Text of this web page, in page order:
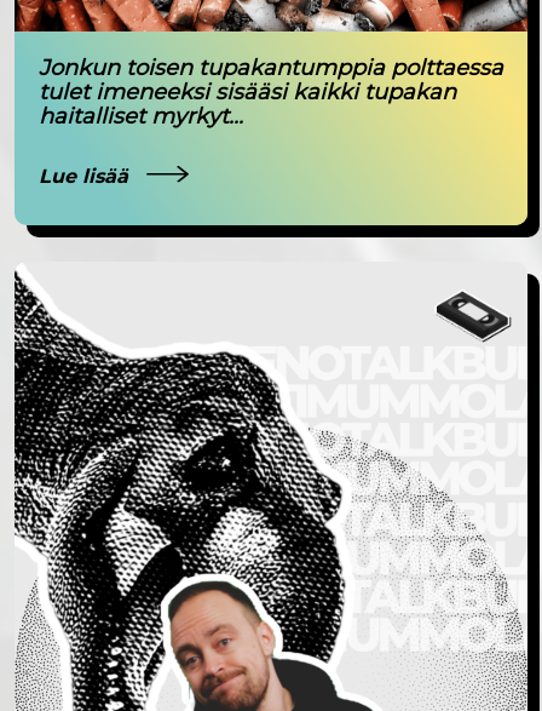
Jonkun toisen tupakantumppia polttaessa
tulet imeneeksi sisääsi kaikki tupakan
haitalliset myrkyt...
Lue lisää